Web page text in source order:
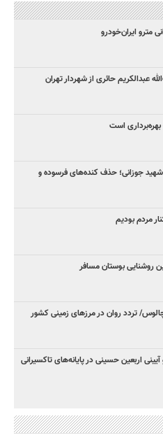
مترو ایران‌خودرو
عبدالکریم حائری از شهردار تهران
است
جوزانی؛ حذف کنده‌های فرسوده و
مردم بودیم
روشنایی بوستان مسافر
تردد روان در مرزهای زمینی کشور
اربعین حسینی در پایانه‌های تاکسیرانی